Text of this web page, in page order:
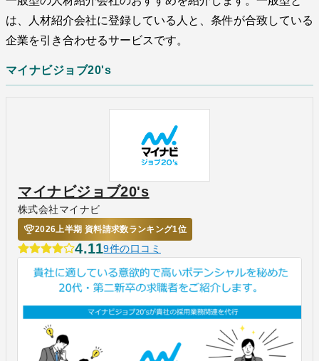
は、人材紹介会社に登録している人と、条件が合致している
企業を引き合わせるサービスです。
マイナビジョブ20's
マイナビジョブ20's
株式会社マイナビ
2026上半期 資料請求数ランキング1位
4.119件の口コミ